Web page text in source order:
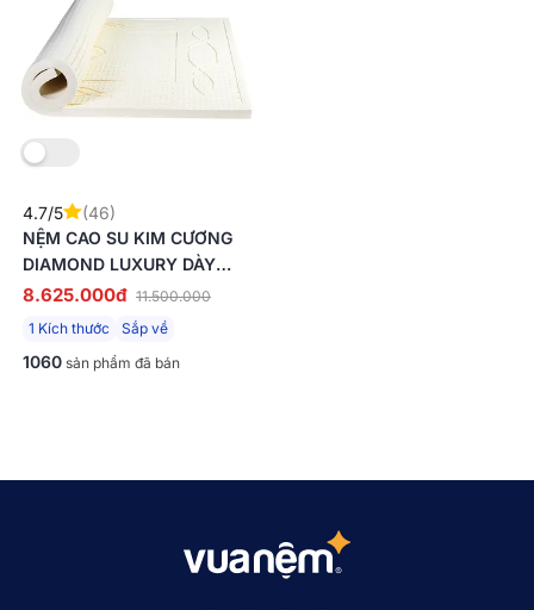
4.7/5
(46)
NỆM CAO SU KIM CƯƠNG
DIAMOND LUXURY DÀY
5/10/15CM
8.625.000đ 11.500.000
1 Kích thước
Sắp về
1060 sản phẩm đã bán